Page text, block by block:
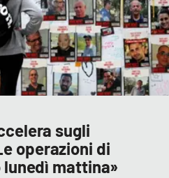
sugli
operazioni di
mattina»